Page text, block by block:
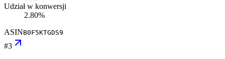
Udział w konwersji
2.80%
ASINB0F5KTGDS9
#3